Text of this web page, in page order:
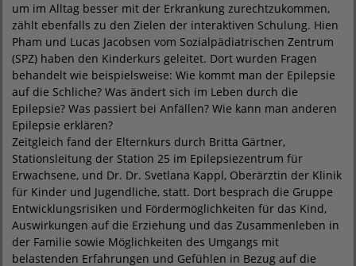
um im Alltag besser mit der Erkrankung zurechtzukommen,
zählt ebenfalls zu den Zielen der interaktiven Schulung. Hien
Pham und Lucas Jacobsen vom Sozialpädiatrischen Zentrum
(SPZ) haben den Kinderkurs geleitet. Dort wurden Fragen
behandelt wie beispielsweise: Wie kommt man der Epilepsie
auf die Schliche? Was ändert sich im Leben durch die
Epilepsie? Was passiert bei Anfällen? Wie kann man anderen
Epilepsie erklären?
Zeitgleich fand der Elternkurs durch Britta Gärtner,
Stationsleitung der Station 25 im Epilepsiezentrum für
Erwachsene, und Dr. Dr. Svetlana Kappl, Oberärztin der Klinik
für Kinder und Jugendliche, statt. Dort besprach die Gruppe
Entwicklungsrisiken und Fördermöglichkeiten für das Kind,
Auswirkungen auf die Erziehung und das Zusammenleben in
der Familie sowie Möglichkeiten des Umgangs mit
belastenden Erfahrungen und Gefühlen in Bezug auf die